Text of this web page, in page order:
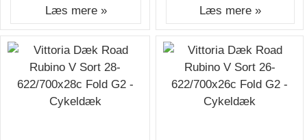
Læs mere » Læs mere »